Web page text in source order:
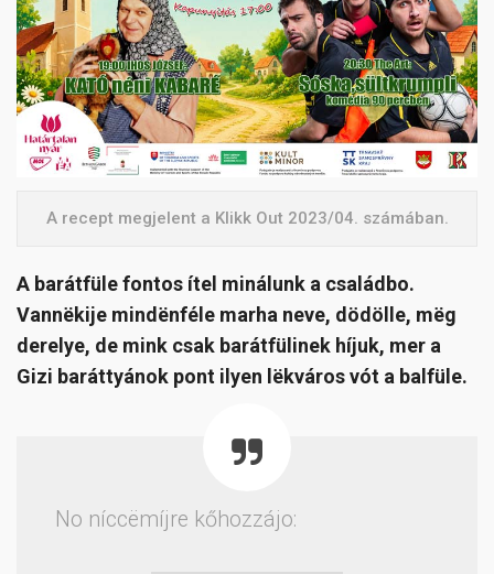
A recept megjelent a Klikk Out 2023/04. számában.
A barátfüle fontos ítel minálunk a családbo.
Vannëkije mindënféle marha neve, dödölle, mëg
derelye, de mink csak barátfülinek híjuk, mer a
Gizi baráttyánok pont ilyen lëkváros vót a balfüle.
No níccëmíjre kőhozzájo: